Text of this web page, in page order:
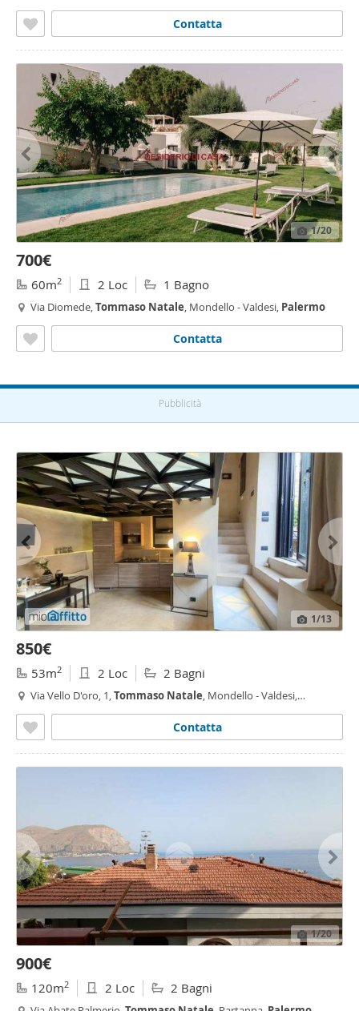
Contatta
1/20
700€
60m2 2 Loc 1 Bagno
Via Diomede,Tommaso Natale, Mondello - Valdesi, Palermo
Contatta
Pubblicità
1/13
850€
53m2 2 Loc 2 Bagni
Via Vello D'oro, 1,Tommaso Natale, Mondello - Valdesi,
Contatta
1/20
900€
120m2 2 Loc 2 Bagni